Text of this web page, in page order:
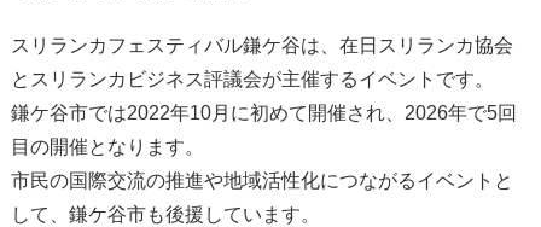
スリランカフェスティバル鎌ケ谷は、在日スリランカ協会
とスリランカビジネス評議会が主催するイベントです。
鎌ケ谷市では2022年10月に初めて開催され、2026年で5回
目の開催となります。
市民の国際交流の推進や地域活性化につながるイベントと
して、鎌ケ谷市も後援しています。